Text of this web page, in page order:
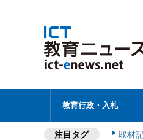
教育行政・入札
注目タグ 取材